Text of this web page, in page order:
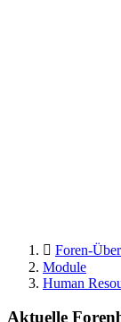
Foren-
Module
Human
Aktuelle